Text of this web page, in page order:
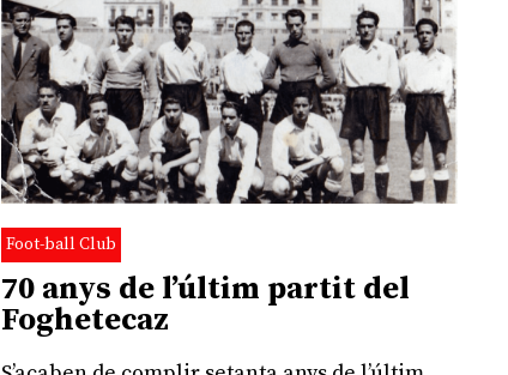
Foot-ball Club
70 anys de l’últim partit del
Foghetecaz